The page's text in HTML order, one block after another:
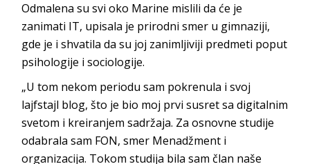
Odmalena su svi oko Marine mislili da će je
zanimati IT, upisala je prirodni smer u gimnaziji,
gde je i shvatila da su joj zanimljiviji predmeti poput
psihologije i sociologije.
„U tom nekom periodu sam pokrenula i svoj
lajfstajl blog, što je bio moj prvi susret sa digitalnim
svetom i kreiranjem sadržaja. Za osnovne studije
odabrala sam FON, smer Menadžment i
organizacija. Tokom studija bila sam član naše